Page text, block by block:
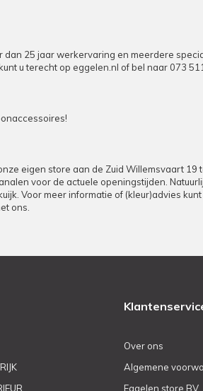
25 jaar werkervaring en meerdere
u terecht op eggelen.nl of bel naar 073
eigen store aan de Zuid Willemsvaart
voor de actuele openingstijden.
Voor meer informatie of (kleur)advies
ons.
Over ons
Algemene
Eggelen store BV